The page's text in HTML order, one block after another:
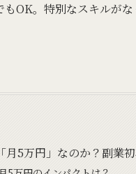
OK。特別なスキルがな
月5万円」なのか？副業